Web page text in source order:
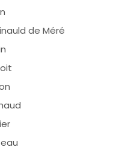
de Méré